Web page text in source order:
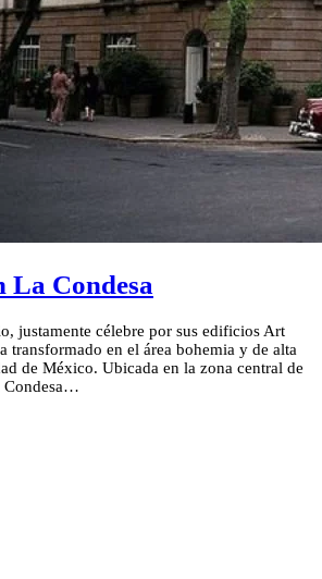
La Condesa
justamente célebre por sus edificios Art
transformado en el área bohemia y de alta
de México. Ubicada en la zona central de
Condesa…